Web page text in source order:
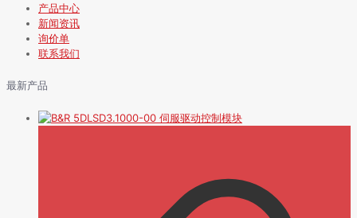
产品中心
新闻资讯
询价单
联系我们
最新产品